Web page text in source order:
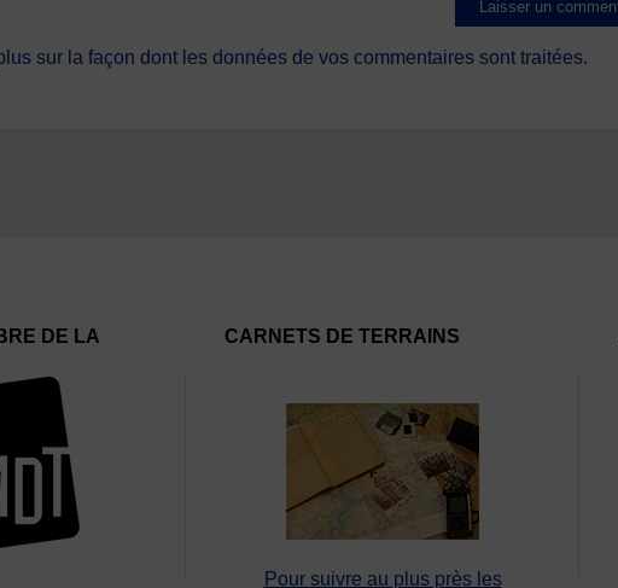
sur la façon dont les données de vos commentaires sont traitées.
DE LA CARNETS DE TERRAINS
Pour suivre au plus près les